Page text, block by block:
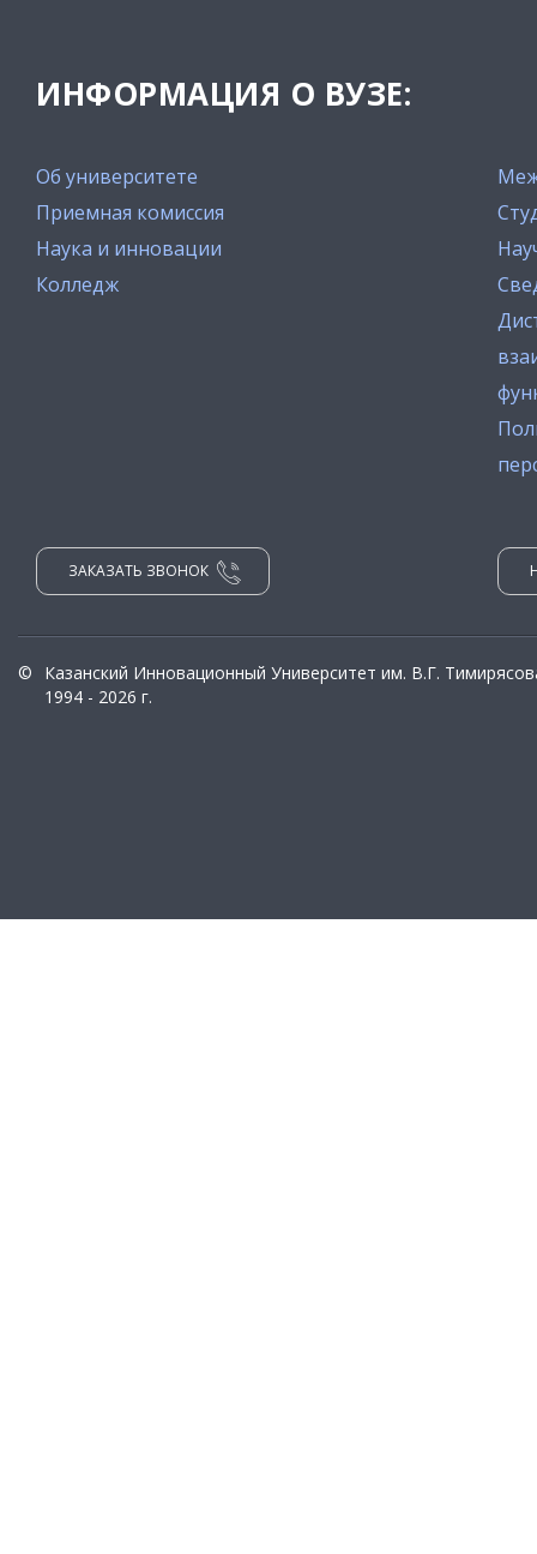
ИНФОРМАЦИЯ О ВУЗЕ:
Об университете
Приемная комиссия
Наука и инновации
Колледж
ЗАКАЗАТЬ ЗВОНОК
©
Казанский Инновационный Университет им. В.Г.
1994 - 2026 г.